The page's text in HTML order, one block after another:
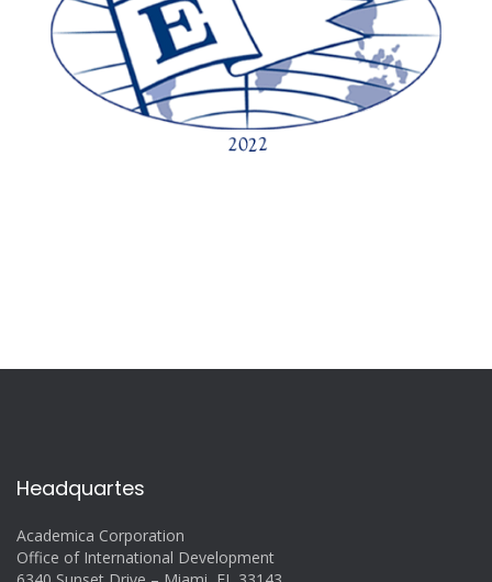
Headquartes
Academica Corporation
Office of International Development